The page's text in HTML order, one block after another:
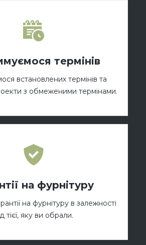
термінів
встановлених термінів та
з обмеженими термінами.
на фурнітуру
на фурнітуру в залежності
тієї, яку ви обрали.